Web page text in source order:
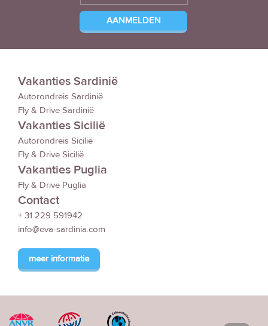
Vakanties Sardinië
Autorondreis Sardinië
Fly & Drive Sardinië
Vakanties Sicilië
Autorondreis Sicilië
Fly & Drive Sicilië
Vakanties Puglia
Fly & Drive Puglia
Contact
+ 31 229 591942
info@eva-sardinia.com
meer informatie